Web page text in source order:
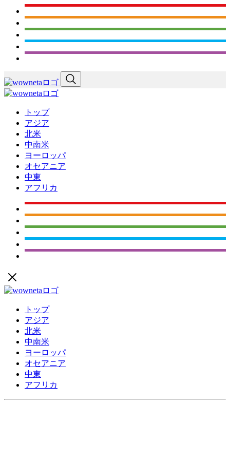
トップ
アジア
北米
中南米
ヨーロッパ
オセアニア
中東
アフリカ
トップ
アジア
北米
中南米
ヨーロッパ
オセアニア
中東
アフリカ